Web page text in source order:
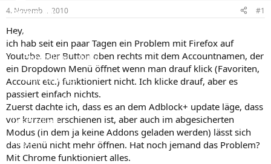
Forum
Aktuelles
Empfohlene Inhalte
Neue Beiträge
Neueste Aktivitäten
Leserartikel
Regeln
l
e
r
l
t
4. November 2010 #1
Hey,
ich hab seit ein paar Tagen ein Problem mit Firefox auf
Youtube. Der Button oben rechts mit dem Accountnamen, der
ein Dropdown Menü öffnet wenn man drauf klick (Favoriten,
Account etc.) funktioniert nicht. Ich klicke drauf, aber es
passiert einfach nichts.
Zuerst dachte ich, dass es an dem Adblock+ update läge, dass
vor kurzem erschienen ist, aber auch im abgesicherten
Modus (in dem ja keine Addons geladen werden) lässt sich
das Menü nicht mehr öffnen. Hat noch jemand das Problem?
Mit Chrome funktioniert alles.